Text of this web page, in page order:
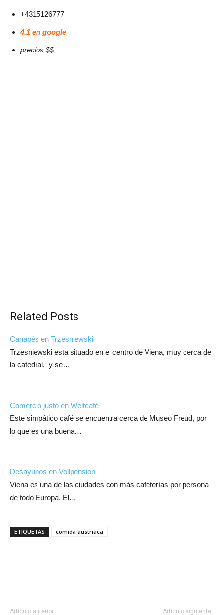
+4315126777
4.1 en google
precios $$
Related Posts
Canapés en Trzesniewski
Trzesniewski esta situado en el centro de Viena, muy cerca de
la catedral, y se…
Comercio justo en Weltcafé
Este simpático café se encuentra cerca de Museo Freud, por
lo que es una buena…
Desayunos en Vollpension
Viena es una de las ciudades con más cafeterías por persona
de todo Europa. El…
ETIQUETAS comida austriaca
Artículo anterior Artículo siguiente